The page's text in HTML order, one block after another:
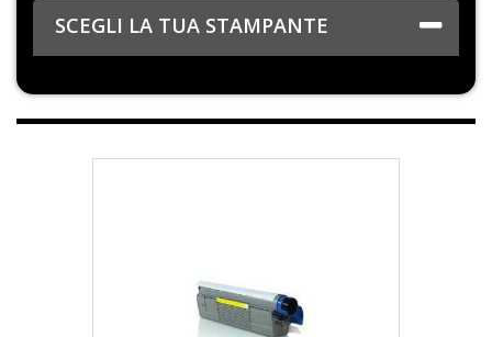
SCEGLI LA TUA STAMPANTE